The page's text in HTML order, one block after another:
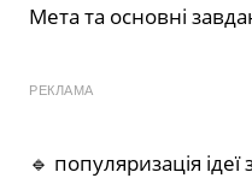
Мета та основні
РЕКЛАМА
🔹 популяризація